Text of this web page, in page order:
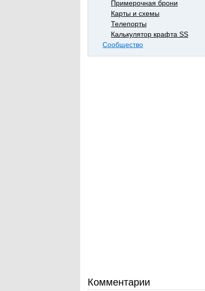
Примерочная брони
Карты и схемы
Телепорты
Калькулятор крафта SS
Сообщество
Комментарии